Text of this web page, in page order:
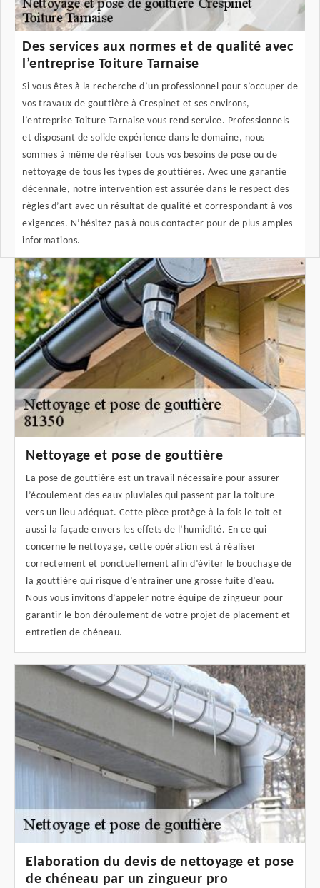
Des services aux normes et de qualité avec
l’entreprise Toiture Tarnaise
Si vous êtes à la recherche d’un professionnel pour s’occuper de
vos travaux de gouttière à Crespinet et ses environs,
l’entreprise Toiture Tarnaise vous rend service. Professionnels
et disposant de solide expérience dans le domaine, nous
sommes à même de réaliser tous vos besoins de pose ou de
nettoyage de tous les types de gouttières. Avec une garantie
décennale, notre intervention est assurée dans le respect des
règles d’art avec un résultat de qualité et correspondant à vos
exigences. N’hésitez pas à nous contacter pour de plus amples
informations.
Nettoyage et pose de gouttière
La pose de gouttière est un travail nécessaire pour assurer
l’écoulement des eaux pluviales qui passent par la toiture
vers un lieu adéquat. Cette pièce protège à la fois le toit et
aussi la façade envers les effets de l’humidité. En ce qui
concerne le nettoyage, cette opération est à réaliser
correctement et ponctuellement afin d’éviter le bouchage de
la gouttière qui risque d’entrainer une grosse fuite d’eau.
Nous vous invitons d’appeler notre équipe de zingueur pour
garantir le bon déroulement de votre projet de placement et
entretien de chéneau.
Elaboration du devis de nettoyage et pose
de chéneau par un zingueur pro